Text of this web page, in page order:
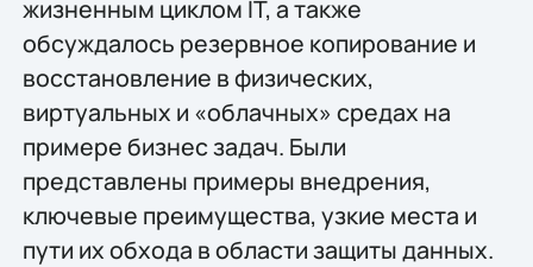
жизненным циклом IT, а также
обсуждалось резервное копирование и
восстановление в физических,
виртуальных и «облачных» средах на
примере бизнес задач. Были
представлены примеры внедрения,
ключевые преимущества, узкие места и
пути их обхода в области защиты данных.